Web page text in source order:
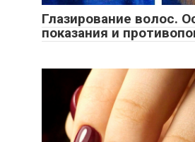
Глазирование волос.
показания и